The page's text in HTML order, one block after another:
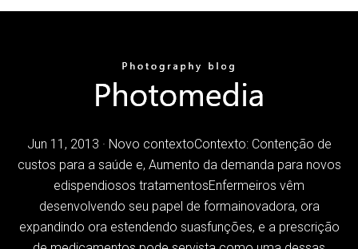
Jun 11, 2013 · Novo contextoContexto: Contenção de
custos para a saúde e, Aumento da demanda para novos
edispendiosos tratamentosEnfermeiros vêm
desenvolvendo seu papel de formainovadora, ora
expandindo ora estendendo suasfunções, e a prescrição